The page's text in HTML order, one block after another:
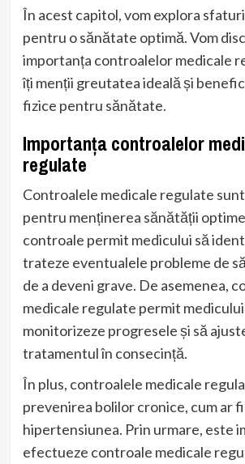
În acest capitol, vom explora
pentru o sănătate optimă. Vom
importanța controalelor medicale
îți menții greutatea ideală și
fizice pentru sănătate.
Importanța controalelor
regulate
Controalele medicale regulate
pentru menținerea sănătății
controale permit medicului să
trateze eventualele probleme de
de a deveni grave. De asemenea,
medicale regulate permit medicului
monitorizeze progresele și să
tratamentul în consecință.
În plus, controalele medicale
prevenirea bolilor cronice, cum ar
hipertensiunea. Prin urmare, este
efectueze controale medicale